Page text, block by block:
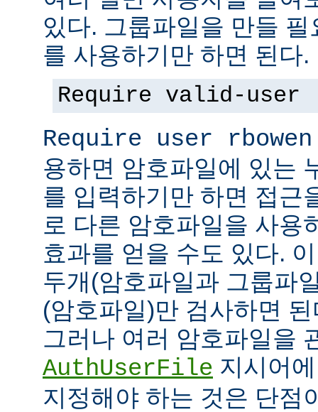
있다. 그룹파일을 만들
를 사용하기만 하면 된다.
Require valid-user
Require user rbowen
용하면 암호파일에 있는
를 입력하기만 하면 접근
로 다른 암호파일을 사용
효과를 얻을 수도 있다.
두개(암호파일과 그룹파
(암호파일)만 검사하면
그러나 여러 암호파일을
AuthUserFile 지시어
지정해야 하는 것은 단점